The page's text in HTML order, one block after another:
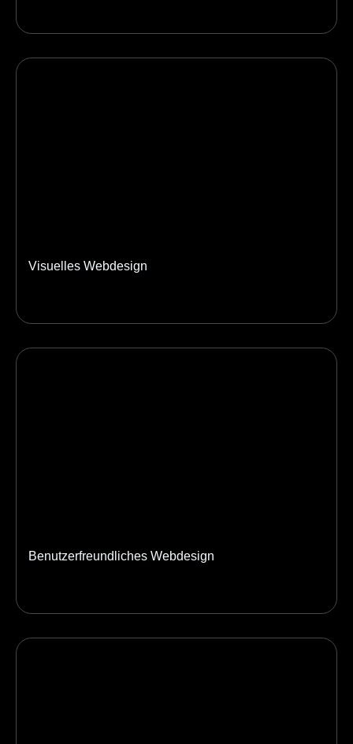
Visuelles Webdesign
Benutzerfreundliches Webdesign